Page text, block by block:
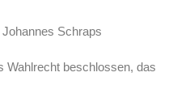
Schraps
Wahlrecht beschlossen, das